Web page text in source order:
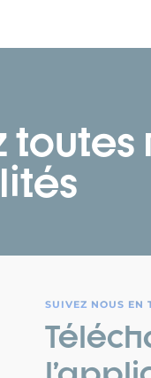
toutes
SUIVEZ NOUS EN